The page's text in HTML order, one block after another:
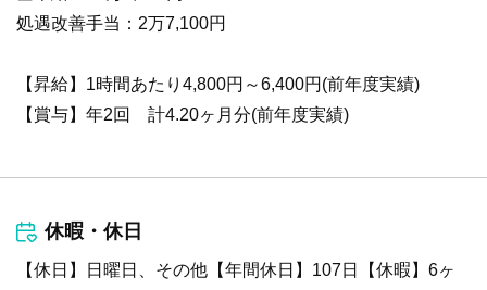
処遇改善手当：2万7,100円
【昇給】1時間あたり4,800円～6,400円(前年度実績)
【賞与】年2回 計4.20ヶ月分(前年度実績)
休暇・休日
【休日】日曜日、その他【年間休日】107日【休暇】6ヶ